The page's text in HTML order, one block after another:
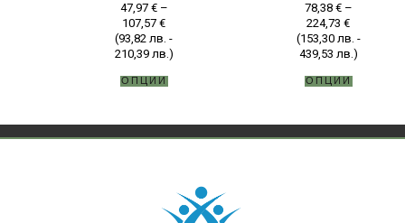
47,97 € –
107,57€
through
107,57 €
(93,82лв. -
210,39 лв.)
ОПЦИИ
multiple
The
may
chosen
on
78,38 € –
224,73€
through
224,73 €
(153,30 лв. -
439,53 лв.)
ОПЦИИ
multiple
The
may